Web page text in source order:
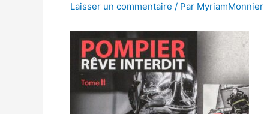
Laisser un commentaire / Par MyriamMonnier